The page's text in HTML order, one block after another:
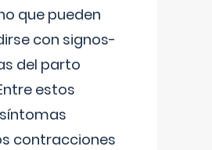
que pueden
con signos-
del parto
estos
contracciones